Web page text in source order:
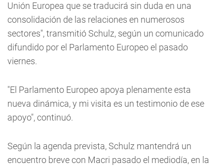
Unión Europea que se traducirá sin duda en una
consolidación de las relaciones en numerosos
sectores", transmitió Schulz, según un comunicado
difundido por el Parlamento Europeo el pasado
viernes.
"El Parlamento Europeo apoya plenamente esta
nueva dinámica, y mi visita es un testimonio de ese
apoyo", continuó.
Según la agenda prevista, Schulz mantendrá un
encuentro breve con Macri pasado el mediodía, en la